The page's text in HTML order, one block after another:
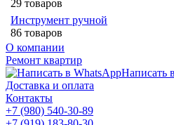
29 товаров
Инструмент ручной
86 товаров
О компании
Ремонт квартир
Написать
Доставка и оплата
Контакты
+7 (980) 540-30-89